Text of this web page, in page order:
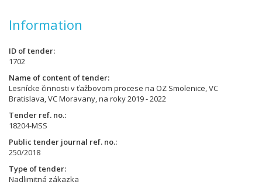
Information
ID of tender
1702
Name of content of tender
Lesnícke činnosti v ťažbovom procese na OZ Smolenice, VC
Bratislava, VC Moravany, na roky 2019 - 2022
Tender ref. no.
18204-MSS
Public tender journal ref. no.
250/2018
Type of tender
Nadlimitná zákazka